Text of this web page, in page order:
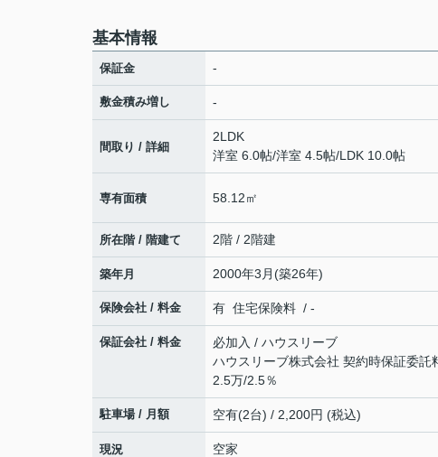
基本情報
保証金 -
敷金積み増し -
間取り / 詳細
2LDK
洋室 6.0帖/洋室 4.5帖/LDK 10.0帖
専有面積 58.12㎡
所在階 / 階建て 2階 / 2階建
築年月 2000年3月(築26年)
保険会社 / 料金 有 住宅保険料 / -
保証会社 / 料金
必加入 / ハウスリーブ
ハウスリーブ株式会社 契約時保証委
2.5万/2.5％
駐車場 / 月額 空有(2台) / 2,200円 (税込)
現況 空家